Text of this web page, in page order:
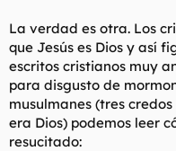
La verdad es otra. Los
que Jesús es Dios y así
escritos cristianos muy
para disgusto de
musulmanes (tres
era Dios) podemos leer
resucitado: